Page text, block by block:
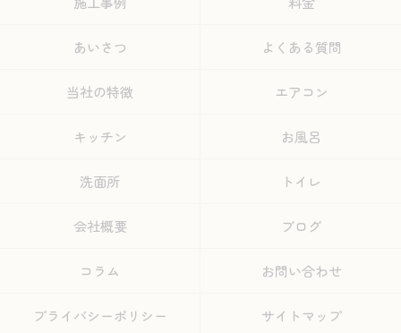
あいさつ よくある質問
当社の特徴 エアコン
キッチン お風呂
洗面所 トイレ
会社概要 ブログ
コラム お問い合わせ
プライバシーポリシー サイトマップ